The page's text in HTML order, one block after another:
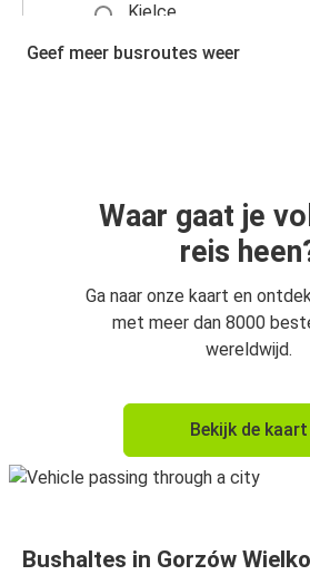
Kielce
Gorzów Wielkopolski
Gorzów Wielkopolski
Groningen
Gorzów Wielkopolski
Geef meer busroutes weer
Waar gaat je
reis
Ga naar onze kaart en
met meer dan 8000
wereldwijd.
Bekijk de kaart
Bushaltes in Gorzów